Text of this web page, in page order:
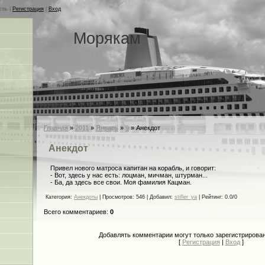
Регистрация Вход
Морякам
Главная » 2011 » Январь » 9» Анекдот
Анекдот
Привел нового матроса капитан на корабль, и говорит:
- Вот, здесь у нас есть: лоцман, мичман, штурман...
- Ба, да здесь все свои. Моя фамилия Кацман.
Категория: Анекдоты Просмотров: 546 | Добавил: stifler_ya Рейтинг: 0.0/0
Всего комментариев: 0
Добавлять комментарии могут только
[ Регистрация | Вход]